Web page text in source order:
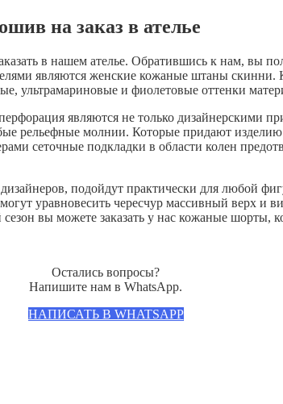
на заказ в ателье
в нашем ателье. Обратившись к нам, вы
являются женские кожаные штаны скинни.
ультрамариновые и фиолетовые оттенки
являются не только
рельефные молнии. Которые придают
сеточные подкладки в области колен
подойдут практически для любой
уравновесить чересчур массивный верх и
вы можете заказать у нас кожаные шорты,
Остались вопросы?
Напишите нам в WhatsApp.
НАПИСАТЬ В WHATSAPP